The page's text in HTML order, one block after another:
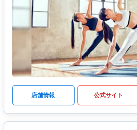
店舗情報 公式サイト